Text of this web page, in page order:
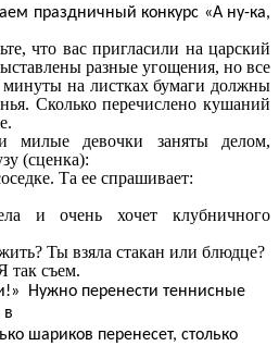
праздничный конкурс «А ну-ка,
что вас пригласили на царский
разные угощения, но все
на листках бумаги должны
Сколько перечислено кушаний
милые девочки заняты делом,
(сценка):
Та ее спрашивает:
и очень хочет клубничного
Ты взяла стакан или блюдце?
так съем.
Нужно перенести теннисные
в
шариков перенесет, столько